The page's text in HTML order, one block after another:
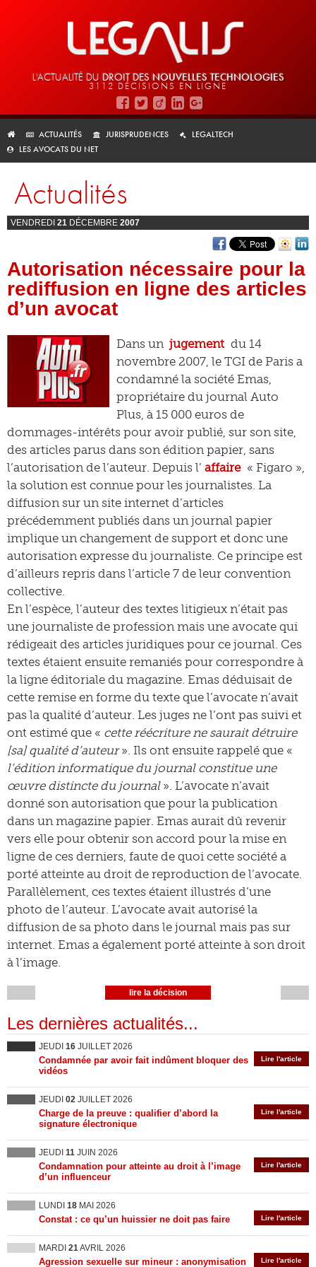
L'ACTUALITÉ DU DROIT DES NOUVELLES TECHNOLOGIES
3112 DÉCISIONS EN LIGNE
ACTUALITÉS JURISPRUDENCES
LEGALTECH
LES AVOCATS DU NET
Actualités
VENDREDI 21 DÉCEMBRE 2007
Autorisation nécessaire pour la
rediffusion en ligne des articles
d’un avocat
Dans un jugement du 14
novembre 2007, le TGI de Paris a
condamné la société Emas,
propriétaire du journal Auto
Plus, à 15 000 euros de
dommages-intérêts pour avoir publié, sur son site,
des articles parus dans son édition papier, sans
l’autorisation de l’auteur. Depuis l’ affaire « Figaro »,
la solution est connue pour les journalistes. La
diffusion sur un site internet d’articles
précédemment publiés dans un journal papier
implique un changement de support et donc une
autorisation expresse du journaliste. Ce principe est
d’ailleurs repris dans l’article 7 de leur convention
collective.
En l’espèce, l’auteur des textes litigieux n’était pas
une journaliste de profession mais une avocate qui
rédigeait des articles juridiques pour ce journal. Ces
textes étaient ensuite remaniés pour correspondre à
la ligne éditoriale du magazine. Emas déduisait de
cette remise en forme du texte que l’avocate n’avait
pas la qualité d’auteur. Les juges ne l’ont pas suivi et
ont estimé que « cette réécriture ne saurait détruire
[sa] qualité d’auteur». Ils ont ensuite rappelé que «
l’édition informatique du journal constitue une
œuvre distincte du journal». L’avocate n’avait
donné son autorisation que pour la publication
dans un magazine papier. Emas aurait dû revenir
vers elle pour obtenir son accord pour la mise en
ligne de ces derniers, faute de quoi cette société a
porté atteinte au droit de reproduction de l’avocate.
Parallèlement, ces textes étaient illustrés d’une
photo de l’auteur. L’avocate avait autorisé la
diffusion de sa photo dans le journal mais pas sur
internet. Emas a également porté atteinte à son droit
à l’image.
lire la décision
Les dernières actualités...
JEUDI 16 JUILLET 2026
Lire l'article
Condamnée par avoir fait indûment bloquer des
vidéos
JEUDI 02 JUILLET 2026
Lire l'article
Charge de la preuve : qualifier d’abord la
signature électronique
JEUDI 11 JUIN 2026
Lire l'article
Condamnation pour atteinte au droit à l’image
d’un influenceur
LUNDI 18 MAI 2026
Lire l'article
Constat : ce qu’un huissier ne doit pas faire
MARDI 21AVRIL 2026
Lire l'article
Agression sexuelle sur mineur : anonymisation